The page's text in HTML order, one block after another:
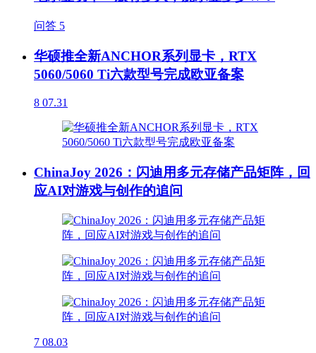
问答 5
华硕推全新ANCHOR系列显卡，RTX
5060/5060 Ti六款型号完成欧亚备案
8 07.31
ChinaJoy 2026：闪迪用多元存储产品矩阵，回
应AI对游戏与创作的追问
7 08.03